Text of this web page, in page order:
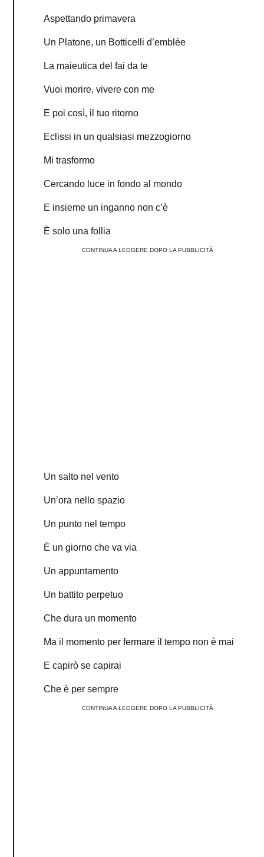
Aspettando primavera
Un Platone, un Botticelli d’emblée
La maieutica del fai da te
Vuoi morire, vivere con me
E poi così, il tuo ritorno
Eclissi in un qualsiasi mezzogiorno
Mi trasformo
Cercando luce in fondo al mondo
E insieme un inganno non c’è
È solo una follia
CONTINUA A LEGGERE DOPO LA PUBBLICITÀ
Un salto nel vento
Un’ora nello spazio
Un punto nel tempo
È un giorno che va via
Un appuntamento
Un battito perpetuo
Che dura un momento
Ma il momento per fermare il tempo non è mai
E capirò se capirai
Che è per sempre
CONTINUA A LEGGERE DOPO LA PUBBLICITÀ